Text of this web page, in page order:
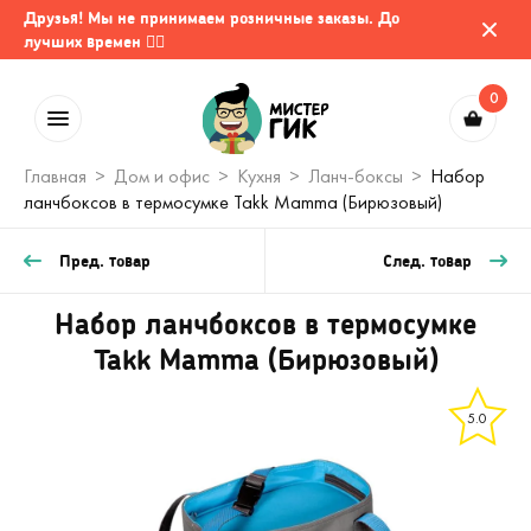
Друзья! Мы не принимаем розничные заказы. До
лучших времен 🤷‍♂️
0
Главная Дом и офис Кухня Ланч-боксы
Набор
ланчбоксов в термосумке Takk Mamma (Бирюзовый)
Пред. товар След. товар
Набор ланчбоксов в термосумке
Takk Mamma (Бирюзовый)
5.0